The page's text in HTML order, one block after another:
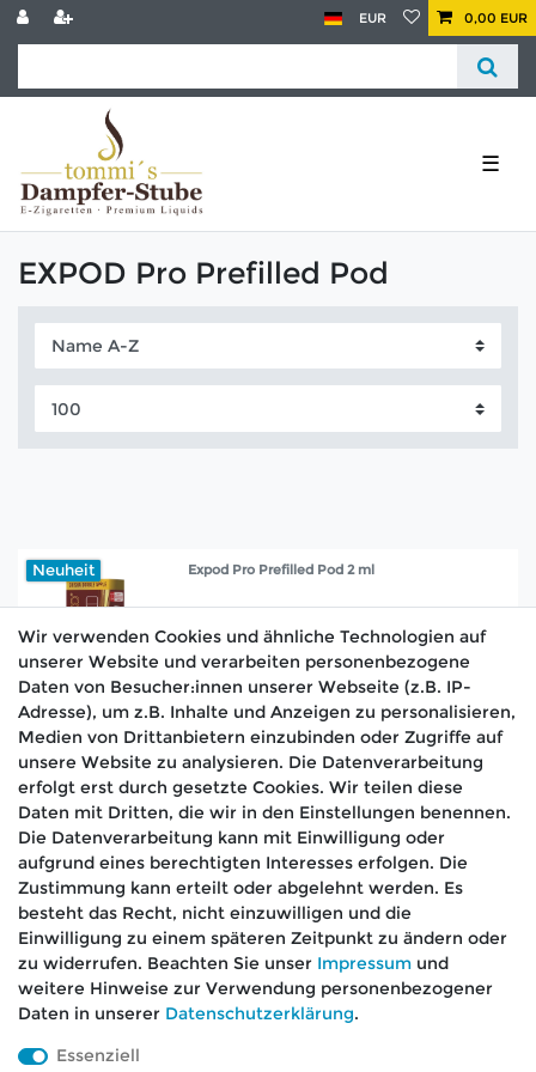
EUR 0,00 EUR
☰
EXPOD Pro Prefilled Pod
Neuheit Expod Pro Prefilled Pod 2 ml
ab 2,50 € *
2 Milliliter | 1.250,00 € / Liter
ARTIKEL ANZEIGEN
*inkl. ges. MwSt.zzgl.Versandkosten
🚚 Schneller Versand
📦 Kostenloser Versand ab 75 €
📞 Kostenlose Beratung per Telefon &
WhatsApp
Wir verwenden Cookies und ähnliche Technologien auf
unserer Website und verarbeiten personenbezogene
Daten von Besucher:innen unserer Webseite (z.B. IP-
Adresse), um z.B. Inhalte und Anzeigen zu personalisieren,
Medien von Drittanbietern einzubinden oder Zugriffe auf
unsere Website zu analysieren. Die Datenverarbeitung
erfolgt erst durch gesetzte Cookies. Wir teilen diese
Daten mit Dritten, die wir in den Einstellungen benennen.
Die Datenverarbeitung kann mit Einwilligung oder
aufgrund eines berechtigten Interesses erfolgen. Die
Zustimmung kann erteilt oder abgelehnt werden. Es
besteht das Recht, nicht einzuwilligen und die
Einwilligung zu einem späteren Zeitpunkt zu ändern oder
zu widerrufen. Beachten Sie unser Impressum und
weitere Hinweise zur Verwendung personenbezogener
Daten in unserer Daten­schutz­erklärung.
Essenziell